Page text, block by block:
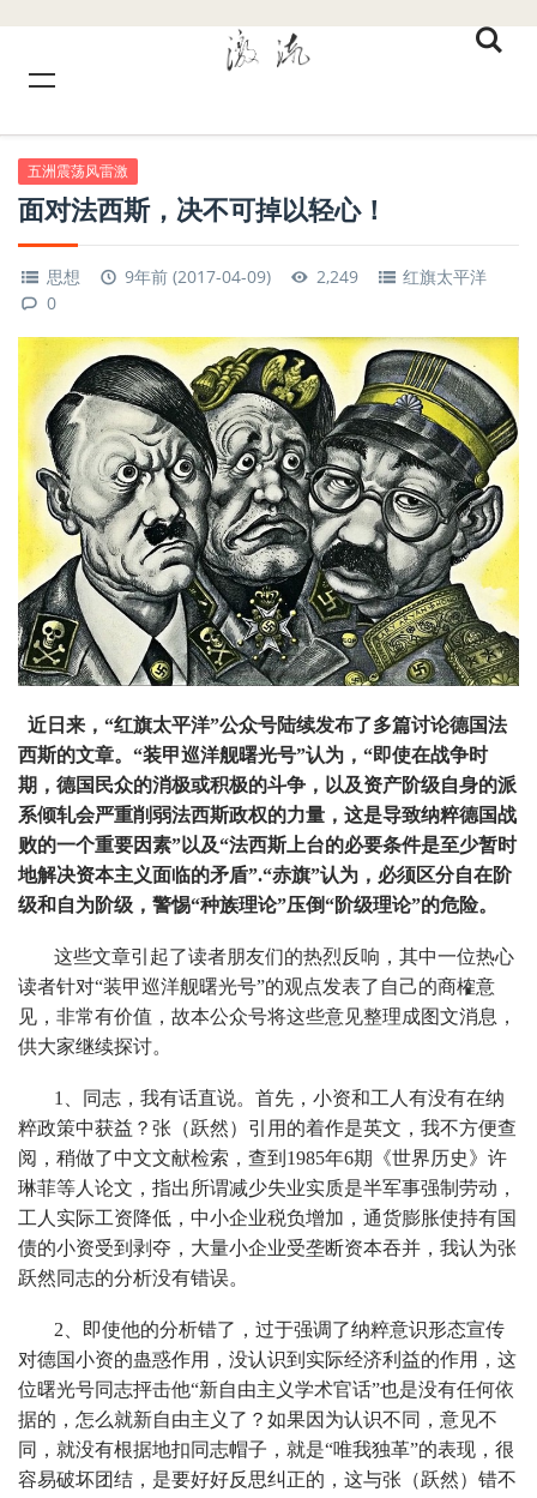
五洲震荡风雷激
面对法西斯，决不可掉以轻心！
思想 9年前 (2017-04-09) 2,249
红旗太平洋
0
近日来，“红旗太平洋”公众号陆续发布了多篇讨论德国法
西斯的文章。“装甲巡洋舰曙光号”认为，“即使在战争时
期，德国民众的消极或积极的斗争，以及资产阶级自身的派
系倾轧会严重削弱法西斯政权的力量，这是导致纳粹德国战
败的一个重要因素”以及“法西斯上台的必要条件是至少暂时
地解决资本主义面临的矛盾”.“赤旗”认为，必须区分自在阶
级和自为阶级，警惕“种族理论”压倒“阶级理论”的危险。
这些文章引起了读者朋友们的热烈反响，其中一位热心
读者针对“装甲巡洋舰曙光号”的观点发表了自己的商榷意
见，非常有价值，故本公众号将这些意见整理成图文消息，
供大家继续探讨。
1、同志，我有话直说。首先，小资和工人有没有在纳
粹政策中获益？张（跃然）引用的着作是英文，我不方便查
阅，稍做了中文文献检索，查到1985年6期《世界历史》许
琳菲等人论文，指出所谓减少失业实质是半军事强制劳动，
工人实际工资降低，中小企业税负增加，通货膨胀使持有国
债的小资受到剥夺，大量小企业受垄断资本吞并，我认为张
跃然同志的分析没有错误。
2、即使他的分析错了，过于强调了纳粹意识形态宣传
对德国小资的蛊惑作用，没认识到实际经济利益的作用，这
位曙光号同志抨击他“新自由主义学术官话”也是没有任何依
据的，怎么就新自由主义了？如果因为认识不同，意见不
同，就没有根据地扣同志帽子，就是“唯我独革”的表现，很
容易破坏团结，是要好好反思纠正的，这与张（跃然）错不